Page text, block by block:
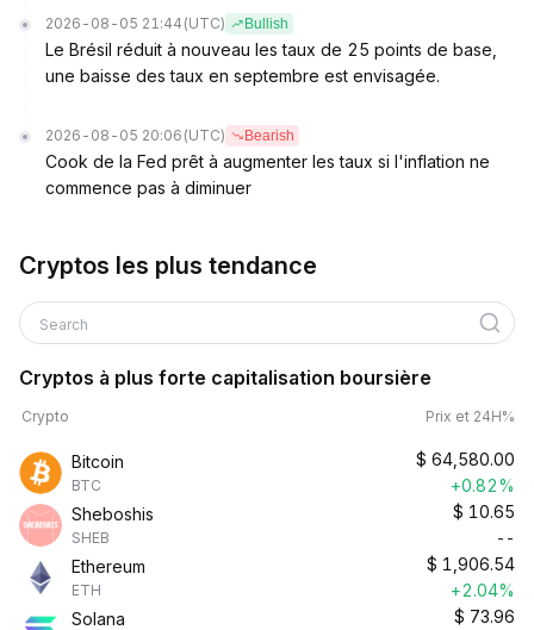
2026-08-05 21:44 (UTC) Bullish
Le Brésil réduit à nouveau les taux de 25 points de base,
une baisse des taux en septembre est envisagée.
2026-08-05 20:06 (UTC) Bearish
Cook de la Fed prêt à augmenter les taux si l'inflation ne
commence pas à diminuer
Cryptos les plus tendance
Search
Cryptos à plus forte capitalisation boursière
Crypto Prix et 24H%
Bitcoin
BTC
$ 64,580.00
+0.82%
Sheboshis
SHEB
$ 10.65
--
Ethereum
ETH
$ 1,906.54
+2.04%
Solana
$ 73.96